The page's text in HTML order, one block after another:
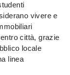
vivere e
città, grazie
locale
linea